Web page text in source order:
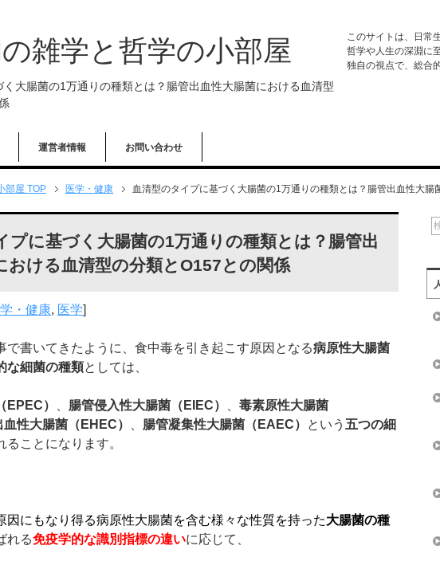
雑学と哲学の小部屋
く大腸菌の1万通りの種類とは？腸管出血性大腸菌における血清型
このサイトは、日常
哲学や人生の深淵に
独自の視点で、総合
運営者情報 お問い合わせ
部屋 TOP 医学・健康 血清型のタイプに基づく大腸菌の1万通りの種類とは？腸管出血性大
プに基づく大腸菌の1万通りの種類とは？腸管出
おける血清型の分類とO157との関係
・健康, 医学]
で書いてきたように、食中毒を引き起こす原因となる病原性大腸菌
な細菌の種類としては、
EPEC） 腸管侵入性大腸菌（ EIEC）
毒素原性大腸菌
血性大腸菌（ EHEC） 腸管凝集性大腸菌（ EAEC） という 五つの細
ることになります。
因にもなり得る病原性大腸菌を含む様々な性質を持った大腸菌の種
れる免疫学的な識別指標の違いに応じて、